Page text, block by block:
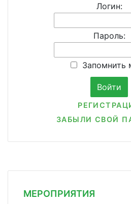
Логин:
Пароль:
Запомнить
ЗАБЫЛИ СВОЙ
МЕРОПРИЯТИЯ